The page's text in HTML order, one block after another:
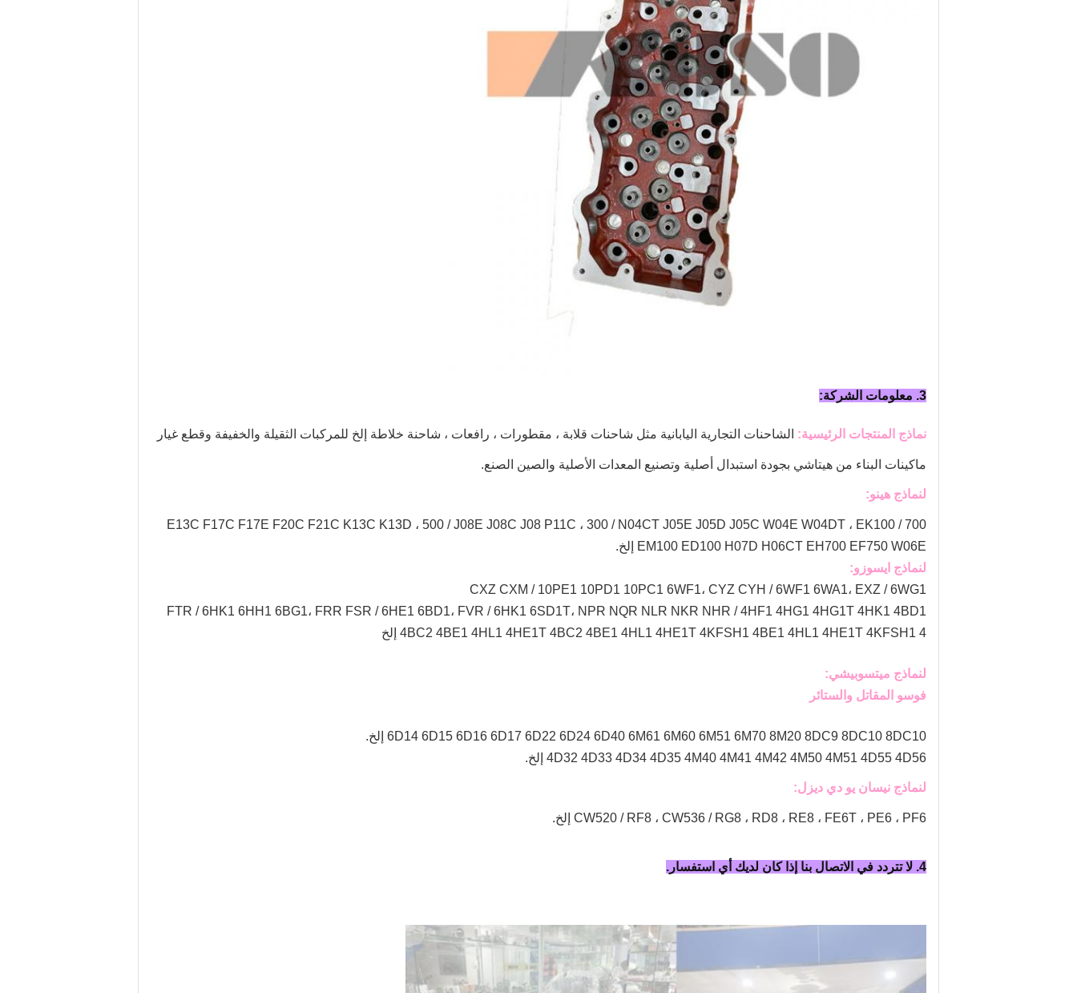
3. معلومات الشركة:
نماذج المنتجات الرئيسية: الشاحنات التجارية اليابانية مثل شاحنات قلابة ، مقطورات ، رافعات ، شاحنة خلاطة إلخ للمركبات الثقيلة والخفيفة وقطع غيار
ماكينات البناء من هيتاشي بجودة استبدال أصلية وتصنيع المعدات الأصلية والصين الصنع.
لنماذج هينو:
700 / E13C F17C F17E F20C F21C K13C K13D ، 500 / J08E J08C J08 P11C ، 300 / N04CT J05E J05D J05C W04E W04DT ،
EK100
EM100 ED100 H07D H06CT EH700 EF750 W06E إلخ.
لنماذج ايسوزو:
CXZ CXM / 10PE1 10PD1 10PC1 6WF1، CYZ CYH / 6WF1 6WA1، EXZ / 6WG1
FTR / 6HK1 6HH1 6BG1، FRR FSR / 6HE1 6BD1، FVR / 6HK1 6SD1T، NPR NQR NLR NKR NHR / 4HF1 4HG1 4HG1T 4HK1 4BD1
4BC2 4BE1 4HL1 4HE1T 4BC2 4BE1 4HL1 4HE1T 4KFSH1 4BE1 4HL1 4HE1T 4KFSH1 4 إلخ
لنماذج ميتسوبيشي:
فوسو المقاتل والستائر
6D14 6D15 6D16 6D17 6D22 6D24 6D40 6M61 6M60 6M51 6M70 8M20 8DC9 8DC10 8DC10 إلخ.
4D32 4D33 4D34 4D35 4M40 4M41 4M42 4M50 4M51 4D55 4D56 إلخ.
لنماذج نيسان يو دي ديزل:
CW520 / RF8 ، CW536 / RG8 ، RD8 ، RE8 ، FE6T ، PE6 ، PF6 إلخ.
4. لا تتردد في الاتصال بنا إذا كان لديك أي استفسار.